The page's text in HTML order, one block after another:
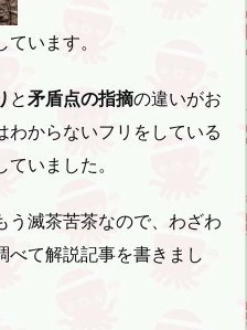
います。
と矛盾点の指摘の違いがお
わからないフリをしている
いました。
う滅茶苦茶なので、わざわ
べて解説記事を書きまし